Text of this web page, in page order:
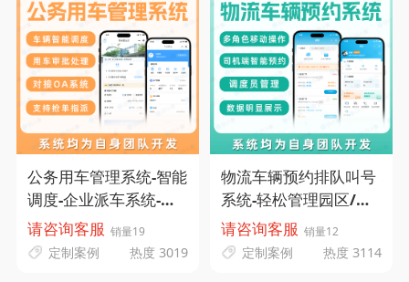
公务用车管理系统-智能
调度-企业派车系统-码
小象源码
请咨询客服 销量19
定制案例 热度 3019
物流车辆预约排队叫号
系统-轻松管理园区/厂
房进出车辆-码小象源码
请咨询客服 销量12
定制案例 热度 3114